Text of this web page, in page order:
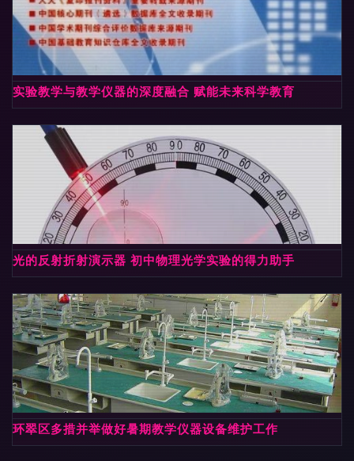
实验教学与教学仪器的深度融合 赋能未来科学教育
光的反射折射演示器 初中物理光学实验的得力助手
环翠区多措并举做好暑期教学仪器设备维护工作